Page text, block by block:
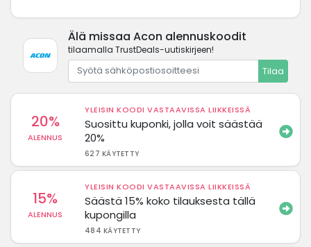
Älä missaa Acon alennuskoodit
tilaamalla TrustDeals-uutiskirjeen!
Tilaa
20%
ALENNUS
YLEISIN KOODI VASTAAVISSA LIIKKEISSÄ
Suosittu kuponki, jolla voit säästää
20%
627 KÄYTETTY
15%
ALENNUS
YLEISIN KOODI VASTAAVISSA LIIKKEISSÄ
Säästä 15% koko tilauksesta tällä
kupongilla
484 KÄYTETTY